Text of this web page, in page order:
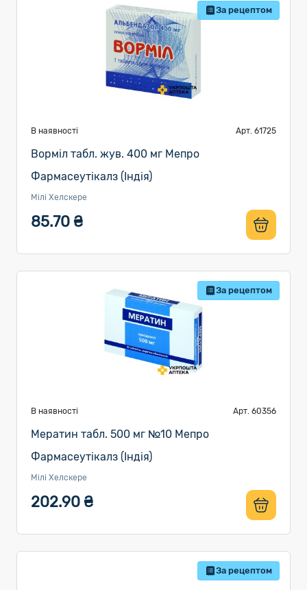
За рецептом
В наявності Арт. 61725
Ворміл табл. жув. 400 мг Мепро
Фармасеутікалз (Індія)
Мілі Хелскере
85.70 ₴
За рецептом
В наявності Арт. 60356
Мератин табл. 500 мг №10 Мепро
Фармасеутікалз (Індія)
Мілі Хелскере
202.90 ₴
За рецептом